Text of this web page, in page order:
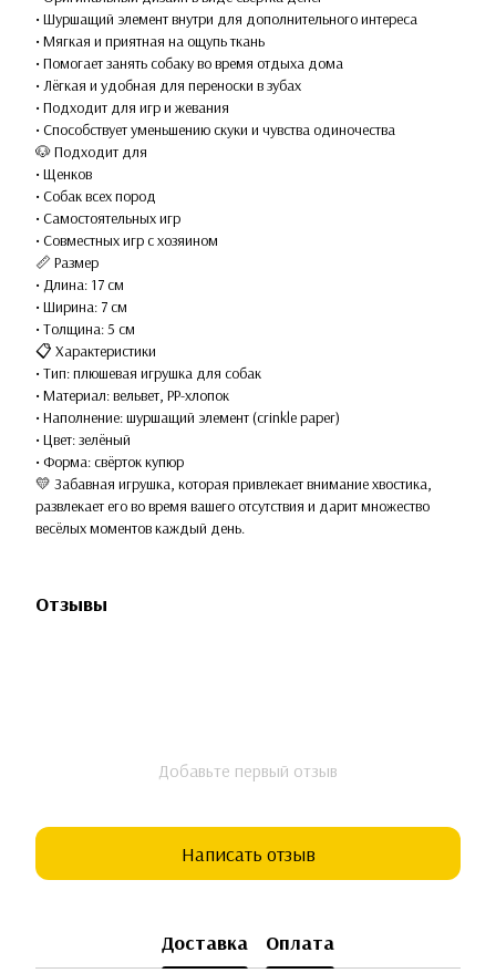
• Шуршащий элемент внутри для дополнительного интереса
• Мягкая и приятная на ощупь ткань
• Помогает занять собаку во время отдыха дома
• Лёгкая и удобная для переноски в зубах
• Подходит для игр и жевания
• Способствует уменьшению скуки и чувства одиночества
🐶 Подходит для
• Щенков
• Собак всех пород
• Самостоятельных игр
• Совместных игр с хозяином
📏 Размер
• Длина: 17 см
• Ширина: 7 см
• Толщина: 5 см
📋 Характеристики
• Тип: плюшевая игрушка для собак
• Материал: вельвет, PP-хлопок
• Наполнение: шуршащий элемент (crinkle paper)
• Цвет: зелёный
• Форма: свёрток купюр
💛 Забавная игрушка, которая привлекает внимание хвостика,
развлекает его во время вашего отсутствия и дарит множество
весёлых моментов каждый день.
Отзывы
Добавьте первый отзыв
Написать отзыв
Доставка Оплата